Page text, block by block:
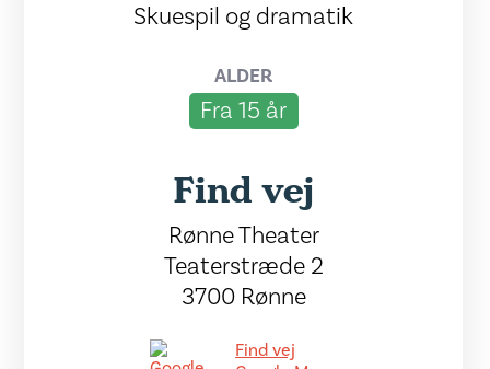
Skuespil og dramatik
ALDER
Fra 15 år
Find vej
Rønne Theater
Teaterstræde 2
3700 Rønne
Find vej